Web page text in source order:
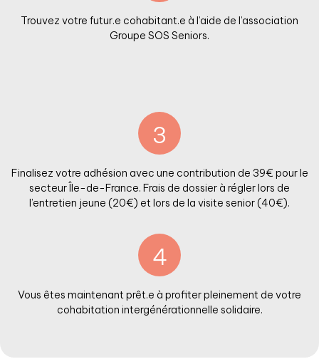
Trouvez votre futur.e cohabitant.e à l’aide de l’association
Groupe SOS Seniors.
3
Finalisez votre adhésion avec une contribution de 39€ pour le
secteur Île-de-France. Frais de dossier à régler lors de
l’entretien jeune (20€) et lors de la visite senior (40€).
4
Vous êtes maintenant prêt.e à profiter pleinement de votre
cohabitation intergénérationnelle solidaire.